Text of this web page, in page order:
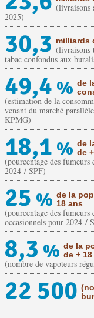
(livraisons
2025)
30,3 milliards
(livraisons
tabac confondus aux
49,4 % de
(estimation de la
venant du marché
KPMG)
18,1 % de
de
(pourcentage des
2024 / SPF)
25 % de la
18 ans
(pourcentage des fumeurs
occasionnels pour 2024 /
8,3 % de la
de +
(nombre de vapoteurs
22 500